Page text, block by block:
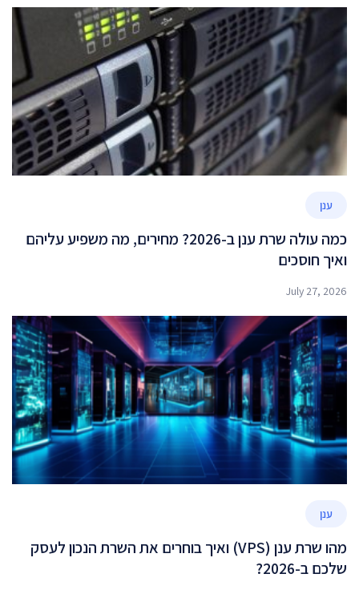
ענן
כמה עולה שרת ענן ב-2026? מחירים, מה משפיע עליהם
ואיך חוסכים
July 27, 2026
ענן
מהו שרת ענן (VPS) ואיך בוחרים את השרת הנכון לעסק
שלכם ב-2026?